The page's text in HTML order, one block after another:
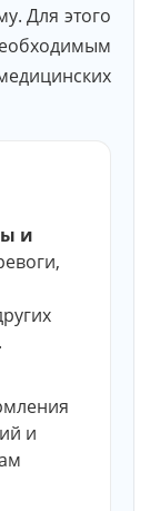
Для этого
и
и